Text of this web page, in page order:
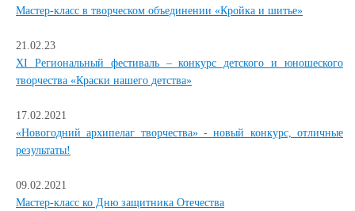
Мастер-класс в творческом объединении «Кройка и шитье»
21.02.23
XI Региональный фестиваль – конкурс детского и юношеского
творчества «Краски нашего детства»
17.02.2021
«Новогодний архипелаг творчества» - новый конкурс, отличные
результаты!
09.02.2021
Мастер-класс ко Дню защитника Отечества